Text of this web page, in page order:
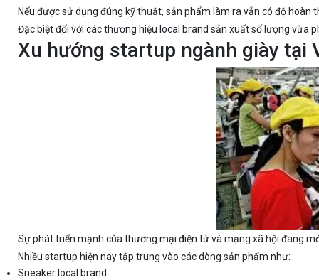
Nếu được sử dụng đúng kỹ thuật, sản phẩm làm ra vẫn có độ
Đặc biệt đối với các thương hiệu local brand sản xuất số lượng vừa
Xu hướng startup ngành giày tại
Sự phát triển mạnh của thương mại điện tử và mạng xã hội đang
Nhiều startup hiện nay tập trung vào các dòng sản phẩm như:
Sneaker local brand